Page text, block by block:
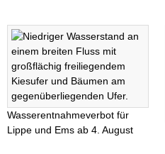
Wasserentnahmeverbot für
Lippe und Ems ab 4. August